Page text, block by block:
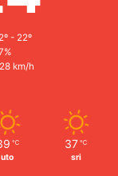
- 22º
km/h
℃
uto
37 ℃
sri